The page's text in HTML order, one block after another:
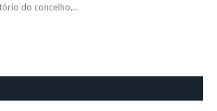
do concelho…